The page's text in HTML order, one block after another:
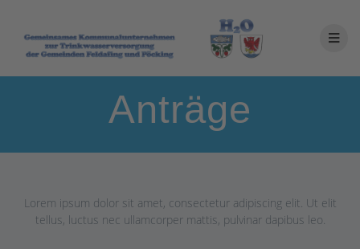
Anträge
Lorem ipsum dolor sit amet, consectetur adipiscing elit. Ut elit
tellus, luctus nec ullamcorper mattis, pulvinar dapibus leo.